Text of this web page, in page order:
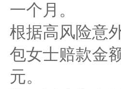
一个月。
根据高风险意
包女士赔款金
元。